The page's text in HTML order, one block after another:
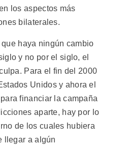
los aspectos más
bilaterales.
haya ningún cambio
y no por el siglo, el
Para el fin del 2000
Unidos y ahora el
financiar la campaña
aparte, hay por lo
de los cuales hubiera
llegar a algún